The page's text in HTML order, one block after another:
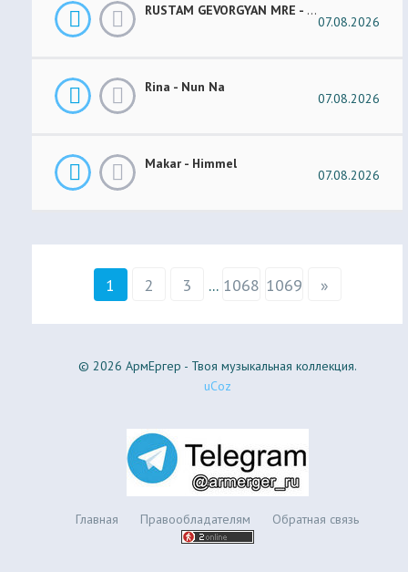
RUSTAM GEVORGYAN MRE - GAR XOROVATC
07.08.2026
Rina - Nun Na
07.08.2026
Makar - Himmel
07.08.2026
1 2 3 ... 1068 1069 »
© 2026 АрмЕргер - Твоя музыкальная коллекция.
uCoz
Главная Правообладателям Обратная связь